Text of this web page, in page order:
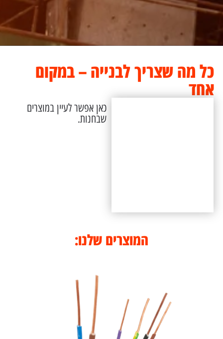
כל מה שצריך לבנייה – במקום
אחד
כאן אפשר לעיין במוצרים
שבחנות.
המוצרים שלנו: